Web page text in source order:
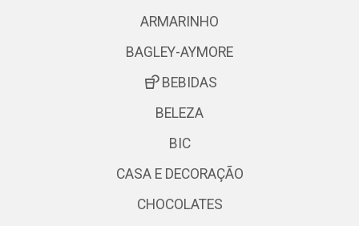
ARMARINHO
BAGLEY-AYMORE
BEBIDAS
BELEZA
BIC
CASA E DECORAÇÃO
CHOCOLATES